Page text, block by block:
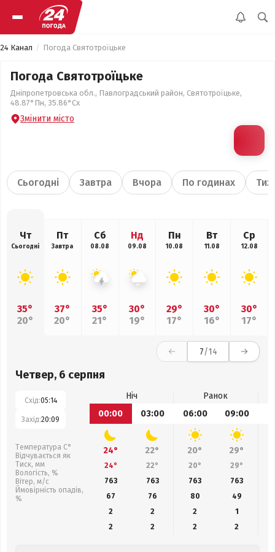
24 Канал Погода Святотроїцьке
Погода Святотроїцьке
Дніпропетровська обл., Павлоградський район, Святотроїцьке,
48.87°Пн, 35.86°Сх
Змінити місто
Сьогодні Завтра Вчора По годинах
Чт
Сьогодні
35°
20°
Пт
Завтра
37°
20°
Сб
08.08
35°
21°
Нд
09.08
30°
19°
Пн
10.08
29°
17°
Вт
11.08
30°
16°
Ср
12.08
30°
17°
7/14
Четвер, 6 серпня
Схід:05:14
Захід:20:09
Температура С°
Відчувається як
Тиск, мм
Вологість, %
Вітер, м/с
Ймовірність опадів,
%
Ніч
Ранок
00:00
03:00 06:00 09:00
24° 22° 20° 29°
24° 22° 20° 29°
763
763 763 763
67
76 80
49
2
2 2
1
2
2 2 2